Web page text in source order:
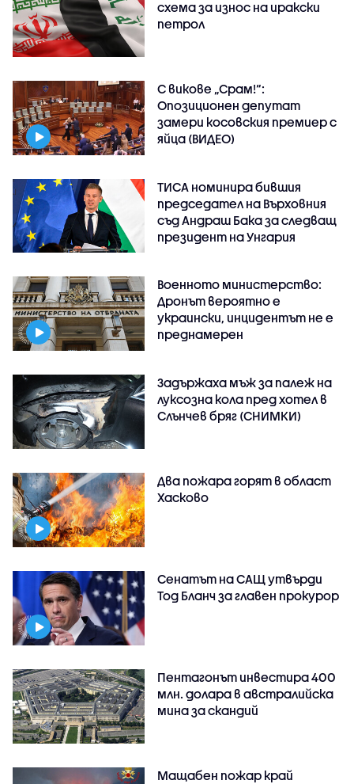
схема за износ на иракски
петрол
С викове „Срам!“:
Опозиционен депутат
замери косовския премиер с
яйца (ВИДЕО)
ТИСА номинира бившия
председател на Върховния
съд Андраш Бака за следващ
президент на Унгария
Военното министерство:
Дронът вероятно е
украински, инцидентът не е
преднамерен
Задържаха мъж за палеж на
луксозна кола пред хотел в
Слънчев бряг (СНИМКИ)
Два пожара горят в област
Хасково
Сенатът на САЩ утвърди
Тод Бланч за главен прокурор
Пентагонът инвестира 400
млн. долара в австралийска
мина за скандий
Мащабен пожар край